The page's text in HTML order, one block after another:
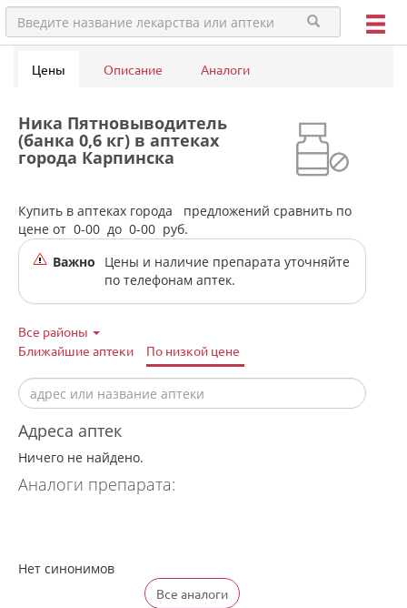
Цены Описание Аналоги
Ника Пятновыводитель
(банка 0,6 кг) в аптеках
города Карпинска
Купить в аптеках города
предложений сравнить по
цене от 0-00 до 0-00 руб.
Важно
Цены и наличие препарата уточняйте
по телефонам аптек.
Все районы
Ближайшие аптеки
По низкой цене
Адреса аптек
Ничего не найдено.
Аналоги препарата:
Нет синонимов
Все аналоги